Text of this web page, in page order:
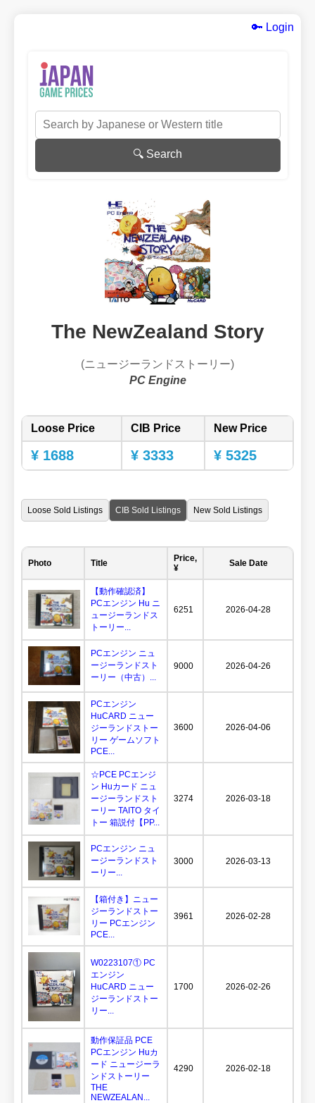
🔑 Login
🔍 Search
The NewZealand Story
(ニュージーランドストーリー)
PC Engine
Loose Price CIB Price New Price
¥ 1688 ¥ 3333 ¥ 5325
Loose Sold Listings CIB Sold Listings New Sold Listings
Photo Title
Price,
¥
Sale Date
【動作確認済】
PCエンジン Hu ニ
ュージーランドス
トーリー...
6251 2026-04-28
PCエンジン ニュ
ージーランドスト
ーリー（中古）...
9000 2026-04-26
PCエンジン
HuCARD ニュー
ジーランドストー
リー ゲームソフト
PCE...
3600 2026-04-06
☆PCE PCエンジ
ン Huカード ニュ
ージーランドスト
ーリー TAITO タイ
トー 箱説付【PP...
3274 2026-03-18
PCエンジン ニュ
ージーランドスト
ーリー...
3000 2026-03-13
【箱付き】ニュー
ジーランドストー
リー PCエンジン
PCE...
3961 2026-02-28
W0223107① PC
エンジン
HuCARD ニュー
ジーランドストー
リー...
1700 2026-02-26
動作保証品 PCE
PCエンジン Huカ
ード ニュージーラ
ンドストーリー
THE
NEWZEALAN...
4290 2026-02-18